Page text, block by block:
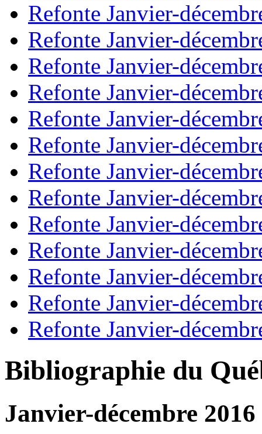
Refonte Janvier-
Refonte Janvier-
Refonte Janvier-
Refonte Janvier-
Refonte Janvier-
Refonte Janvier-
Refonte Janvier-
Refonte Janvier-
Refonte Janvier-
Refonte Janvier-
Refonte Janvier-
Refonte Janvier-
Refonte Janvier-
Bibliographie du
Janvier-décembre 2016